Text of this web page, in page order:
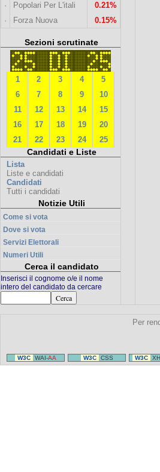
· Popolari Per L'itali
0.21%
·
Forza Nuova 0.15%
Sezioni scrutinate
1 2 3 4
5
6
7 8 9
10
11
12 13 14
15
16
17 18 19
20
21
22 23 24 25
Candidati e Liste
Lista
Liste e candidati
Candidati
Tutti i candidati
Notizie Utili
Come si vota
Dove si vota
Servizi Elettorali
Numeri Utili
Cerca il candidato
Inserisci il cognome o/e il nome
intero del candidato da cercare
Per
W3C WAI-AA W3C CSS W3C